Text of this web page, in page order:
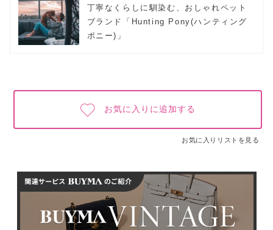
丁寧なくらしに馴染む、おしゃれペット
ブランド「Hunting Pony(ハンティング
ポニー)」
お気に入りに追加する
お気に入りリストを見る